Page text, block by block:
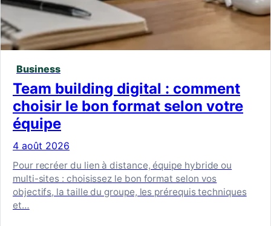
Business
Team building digital : comment
choisir le bon format selon votre
équipe
4 août 2026
Pour recréer du lien à distance, équipe hybride ou
multi-sites : choisissez le bon format selon vos
objectifs, la taille du groupe, les prérequis techniques
et…